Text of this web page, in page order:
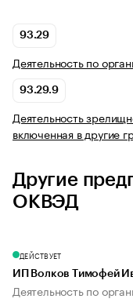
93.29
Деятельность по
93.29.9
Деятельность
включенная в другие
Другие
ОКВЭД
ДЕЙСТВУЕТ
ИП Волков Тимофей
Деятельность по